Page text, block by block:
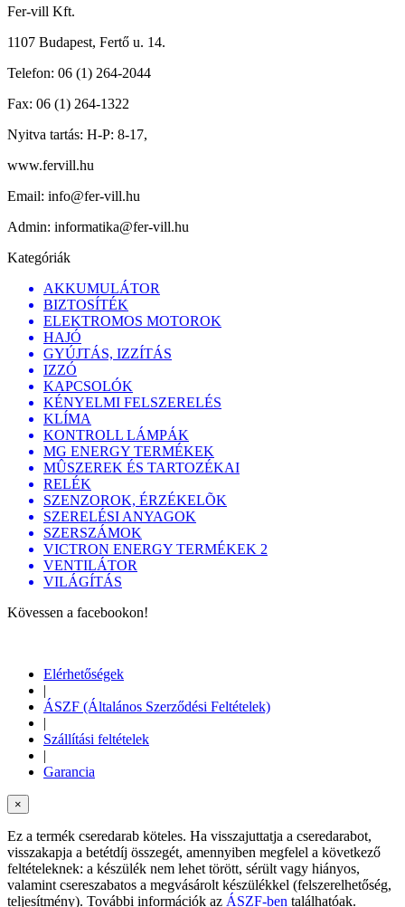
Fer-vill Kft.
1107 Budapest, Fertő u. 14.
Telefon: 06 (1) 264-2044
Fax: 06 (1) 264-1322
Nyitva tartás: H-P: 8-17,
www.fervill.hu
Email: info@fer-vill.hu
Admin: informatika@fer-vill.hu
Kategóriák
AKKUMULÁTOR
BIZTOSÍTÉK
ELEKTROMOS MOTOROK
HAJÓ
GYÚJTÁS, IZZÍTÁS
IZZÓ
KAPCSOLÓK
KÉNYELMI FELSZERELÉS
KLÍMA
KONTROLL LÁMPÁK
MG ENERGY TERMÉKEK
MÛSZEREK ÉS TARTOZÉKAI
RELÉK
SZENZOROK, ÉRZÉKELÕK
SZERELÉSI ANYAGOK
SZERSZÁMOK
VICTRON ENERGY TERMÉKEK 2
VENTILÁTOR
VILÁGÍTÁS
Kövessen a facebookon!
Elérhetőségek
|
ÁSZF (Általános Szerződési Feltételek)
|
Szállítási feltételek
|
Garancia
×
Ez a termék cseredarab köteles. Ha visszajuttatja a cseredarabot,
visszakapja a betétdíj összegét, amennyiben megfelel a következő
feltételeknek: a készülék nem lehet törött, sérült vagy hiányos,
valamint csereszabatos a megvásárolt készülékkel (felszerelhetőség,
teljesítmény). További információk az ÁSZF-ben találhatóak.